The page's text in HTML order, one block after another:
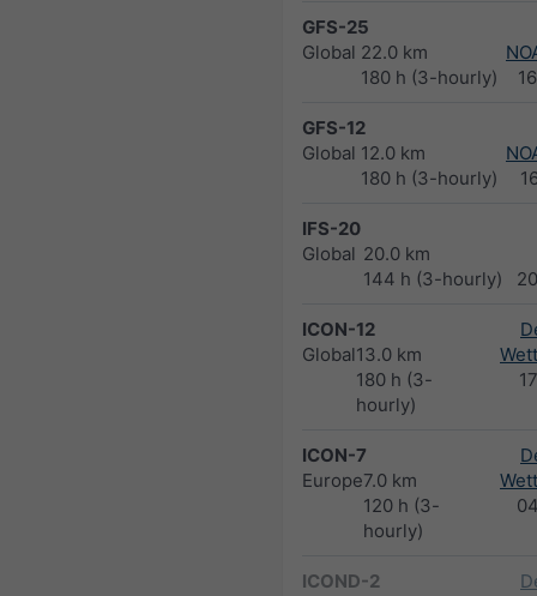
GFS-25
Global 22.0 km
180 h (3-hourly)
GFS-12
Global 12.0 km
180 h (3-hourly)
IFS-20
Global 20.0 km
144 h (3-hourly)
ICON-12
Global13.0 km
180 h (3-
hourly)
ICON-7
Europe7.0 km
120 h (3-
hourly)
ICOND-2